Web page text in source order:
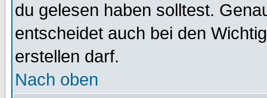
du gelesen haben solltest.
entscheidet auch bei den
erstellen darf.
Nach oben